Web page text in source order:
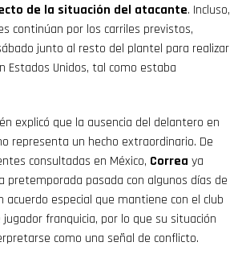
de la situación del atacante. Incluso,
continúan por los carriles previstos,
junto al resto del plantel para realizar
Estados Unidos, tal como estaba
explicó que la ausencia del delantero en
representa un hecho extraordinario. De
consultadas en México, Correa ya
pretemporada pasada con algunos días de
acuerdo especial que mantiene con el club
jugador franquicia, por lo que su situación
como una señal de conflicto.